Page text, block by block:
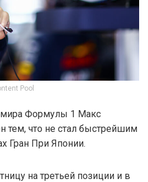
Pool
Формулы 1 Макс
тем, что не стал быстрейшим
Гран При Японии.
на третьей позиции и в